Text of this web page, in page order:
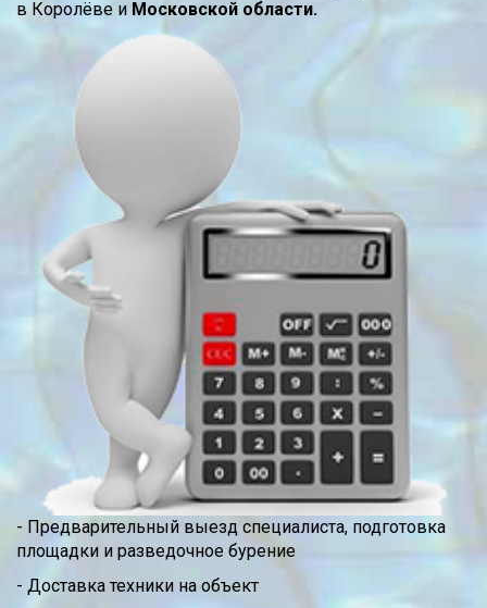
в Королёве и Московской области.
- Предварительный выезд специалиста, подготовка
площадки и разведочное бурение
- Доставка техники на объект